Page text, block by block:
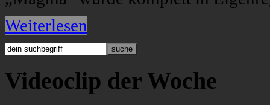
Weiterlesen
Videoclip der Woche